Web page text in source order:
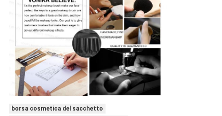
borsa cosmetica del sacchetto